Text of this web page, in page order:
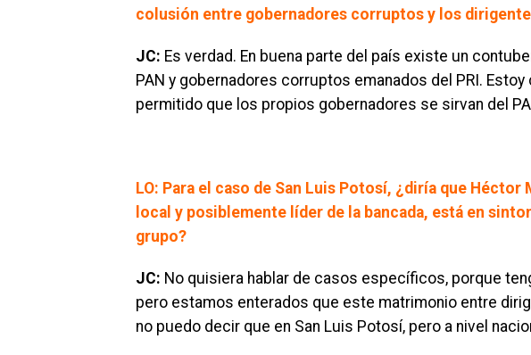
colusión entre gobernadores corruptos y los
JC: Es verdad. En buena parte del país existe un
PAN y gobernadores corruptos emanados del PRI.
permitido que los propios gobernadores se sirvan del
LO: Para el caso de San Luis Potosí, ¿diría que
local y posiblemente líder de la bancada, está en
grupo?
JC: No quisiera hablar de casos específicos, porque
pero estamos enterados que este matrimonio entre
no puedo decir que en San Luis Potosí, pero a nivel